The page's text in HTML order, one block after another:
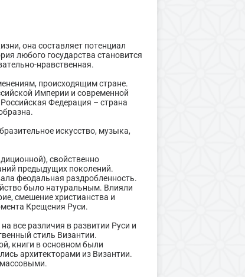
она составляет потенциал
любого государства становится
нравственная.
происходящим стране.
Империи и современной
Федерация – страна
искусство, музыка,
свойственно
предыдущих поколений.
феодальная раздробленность.
было натуральным. Влияли
смешение христианства и
Крещения Руси.
все различия в развитии Руси и
стиль Византии.
книги в основном были
архитекторами из Византии.